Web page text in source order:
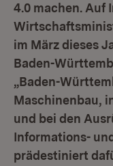
4.0 machen. Auf
im März dieses
Baden-
„Baden-
Maschinenbau,
und bei den
Informations-
prädestiniert